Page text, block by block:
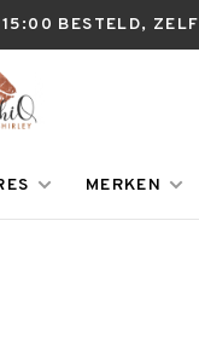
BESTELD,
MERKEN